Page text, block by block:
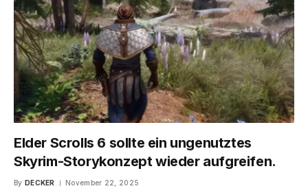
Elder Scrolls 6 sollte ein ungenutztes
Skyrim-Storykonzept wieder aufgreifen.
By DECKER November 22, 2025